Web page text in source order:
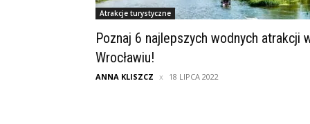
Atrakcje turystyczne
Poznaj 6 najlepszych wodnych atrakcji
Wrocławiu!
ANNA KLISZCZ 18 LIPCA 2022